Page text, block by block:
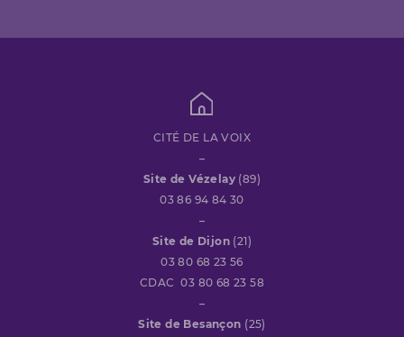
CITÉ DE LA VOIX
–
Site de Vézelay (89)
03 86 94 84 30
–
Site de Dijon (21)
03 80 68 23 56
CDAC 03 80 68 23 58
–
Site de Besançon (25)